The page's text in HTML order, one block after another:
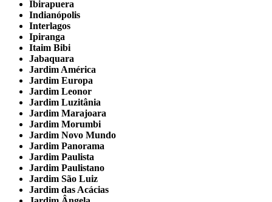
Ibirapuera
Indianópolis
Interlagos
Ipiranga
Itaim Bibi
Jabaquara
Jardim América
Jardim Europa
Jardim Leonor
Jardim Luzitânia
Jardim Marajoara
Jardim Morumbi
Jardim Novo Mundo
Jardim Panorama
Jardim Paulista
Jardim Paulistano
Jardim São Luiz
Jardim das Acácias